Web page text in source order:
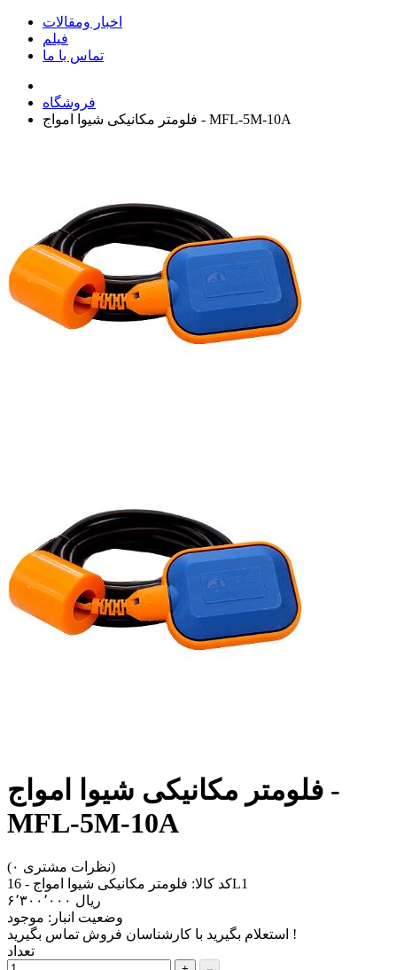
اخبار ومقالات
فیلم
تماس با ما
فروشگاه
فلومتر مکانیکی شیوا امواج - MFL-5M-10A
فلومتر مکانیکی شیوا امواج -
MFL-5M-10A
(۰ نظرات مشتری)
کد کالا:فلومتر مکانیکی شیوا امواج - 16L1
‎ریال ۶٬۳۰۰٬۰۰۰
وضعیت انبار: موجود
استعلام بگیرید با کارشناسان فروش تماس بگیرید !
تعداد